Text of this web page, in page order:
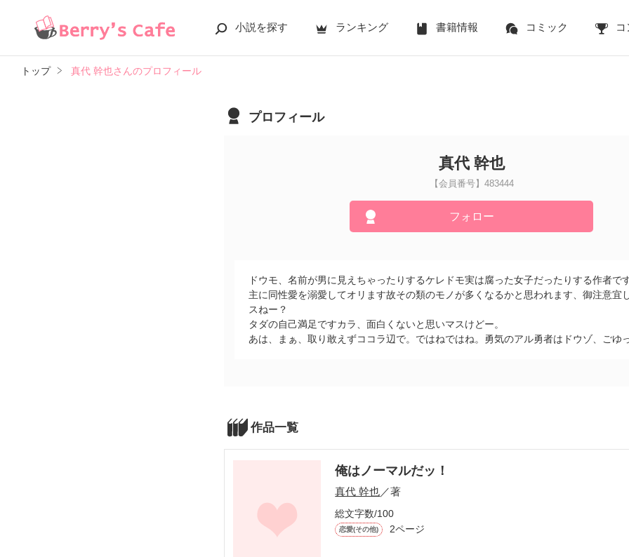
小説を探す ランキング 書籍情報 コミック コ
トップ 真代 幹也さんのプロフィール
プロフィール
真代 幹也
【会員番号】483444
フォロー
ドウモ、名前が男に見えちゃったりするケレドモ実は腐った女子だったりする作者です
主に同性愛を溺愛してオリます故その類のモノが多くなるかと思われます、御注意宜
スねー？
タダの自己満足ですカラ、面白くないと思いマスけどー。
あは、まぁ、取り敢えずココラ辺で。ではねではね。勇気のアル勇者はドウゾ、ごゆ
作品一覧
俺はノーマルだッ！
真代 幹也／著
総文字数/100
恋愛(その他) 2ページ